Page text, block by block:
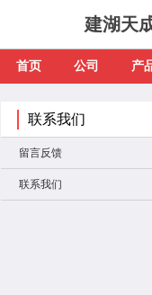
建湖天
首页 公司 产
联系我们
留言反馈
联系我们